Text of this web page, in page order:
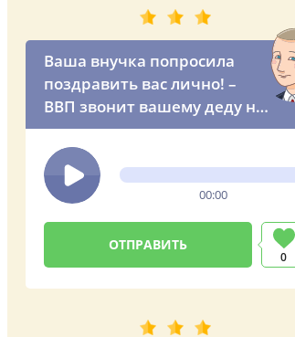
Ваша внучка попросила
поздравить вас лично! –
ВВП звонит вашему деду на
День рождения
00:00
0